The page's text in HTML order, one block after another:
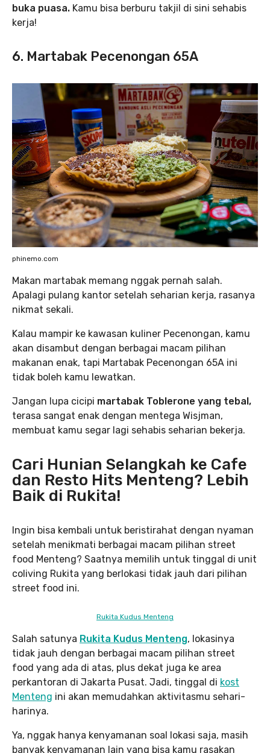
buka puasa. Kamu bisa berburu takjil di sini sehabis
kerja!
6. Martabak Pecenongan 65A
phinemo.com
Makan martabak memang nggak pernah salah.
Apalagi pulang kantor setelah seharian kerja, rasanya
nikmat sekali.
Kalau mampir ke kawasan kuliner Pecenongan, kamu
akan disambut dengan berbagai macam pilihan
makanan enak, tapi Martabak Pecenongan 65A ini
tidak boleh kamu lewatkan.
Jangan lupa cicipi martabak Toblerone yang tebal,
terasa sangat enak dengan mentega Wisjman,
membuat kamu segar lagi sehabis seharian bekerja.
Cari Hunian Selangkah ke Cafe
dan Resto Hits Menteng? Lebih
Baik di Rukita!
Ingin bisa kembali untuk beristirahat dengan nyaman
setelah menikmati berbagai macam pilihan street
food Menteng? Saatnya memilih untuk tinggal di unit
coliving Rukita yang berlokasi tidak jauh dari pilihan
street food ini.
Rukita Kudus Menteng
Salah satunya Rukita Kudus Menteng, lokasinya
tidak jauh dengan berbagai macam pilihan street
food yang ada di atas, plus dekat juga ke area
perkantoran di Jakarta Pusat. Jadi, tinggal di kost
Menteng ini akan memudahkan aktivitasmu sehari-
harinya.
Ya, nggak hanya kenyamanan soal lokasi saja, masih
banyak kenyamanan lain yang bisa kamu rasakan